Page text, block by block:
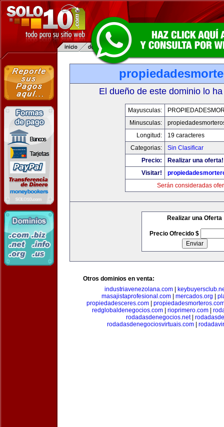
El dueño de este dominio lo
Mayusculas:
Minusculas:
Longitud:
19 caracteres
Categorias:
Sin Clasificar
Precio:
Realizar una oferta!
Visitar!
Serán consideradas
Realizar una Oferta
Precio Ofrecido $
Otros dominios en venta:
industriavenezolana.com
masajistaprofesional.com
mercados.org
propiedadesceres.com|
redglobaldenegocios.com
rioprimero.com
rodadasdenegocios.net|
rodadasdenegociosvirtuais.com|